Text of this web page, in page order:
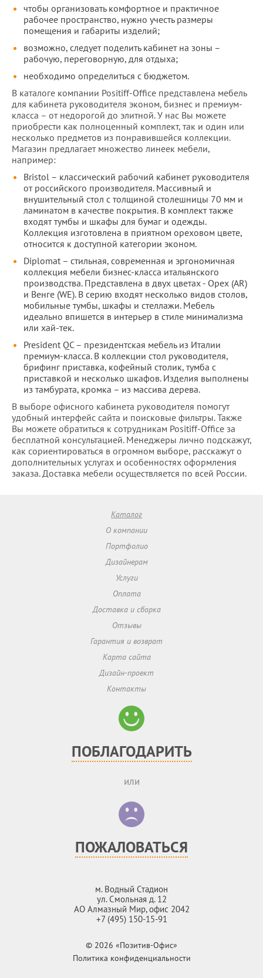
чтобы организовать комфортное и практичное
рабочее пространство, нужно учесть размеры
помещения и габариты изделий;
возможно, следует поделить кабинет на зоны –
рабочую, переговорную, для отдыха;
необходимо определиться с бюджетом.
В каталоге компании Positiff-Office представлена мебель
для кабинета руководителя эконом, бизнес и премиум-
класса – от недорогой до элитной. У нас Вы можете
приобрести как полноценный комплект, так и один или
несколько предметов из понравившейся коллекции.
Магазин предлагает множество линеек мебели,
например:
Bristol – классический рабочий кабинет руководителя
от российского производителя. Массивный и
внушительный стол с толщиной столешницы 70 мм и
ламинатом в качестве покрытия. В комплект также
входят тумбы и шкафы для бумаг и одежды.
Коллекция изготовлена в приятном ореховом цвете,
относится к доступной категории эконом.
Diplomat – стильная, современная и эргономичная
коллекция мебели бизнес-класса итальянского
производства. Представлена в двух цветах - Орех (AR)
и Венге (WE). В серию входят несколько видов столов,
мобильные тумбы, шкафы и стеллажи. Мебель
идеально впишется в интерьер в стиле минимализма
или хай-тек.
President QC – президентская мебель из Италии
премиум-класса. В коллекции стол руководителя,
брифинг приставка, кофейный столик, тумба с
приставкой и несколько шкафов. Изделия выполнены
из тамбурата, кромка – из массива дерева.
В выборе офисного кабинета руководителя помогут
удобный интерфейс сайта и поисковые фильтры. Также
Вы можете обратиться к сотрудникам Positiff-Office за
бесплатной консультацией. Менеджеры лично подскажут,
как сориентироваться в огромном выборе, расскажут о
дополнительных услугах и особенностях оформления
заказа. Доставка мебели осуществляется по всей России.
Каталог
О компании
Портфолио
Дизайнерам
Услуги
Оплата
Доставка и сборка
Отзывы
Гарантия и возврат
Карта сайта
Дизайн-проект
Контакты
ПОБЛАГОДАРИТЬ
или
ПОЖАЛОВАТЬСЯ
м. Водный Стадион
ул. Смольная д. 12
АО Алмазный Мир, офис 2042
+7 (495) 150-15-91
© 2026 «Позитив-Офис»
Политика конфиденциальности